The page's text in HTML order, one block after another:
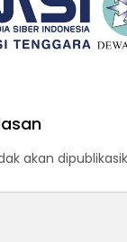
akan